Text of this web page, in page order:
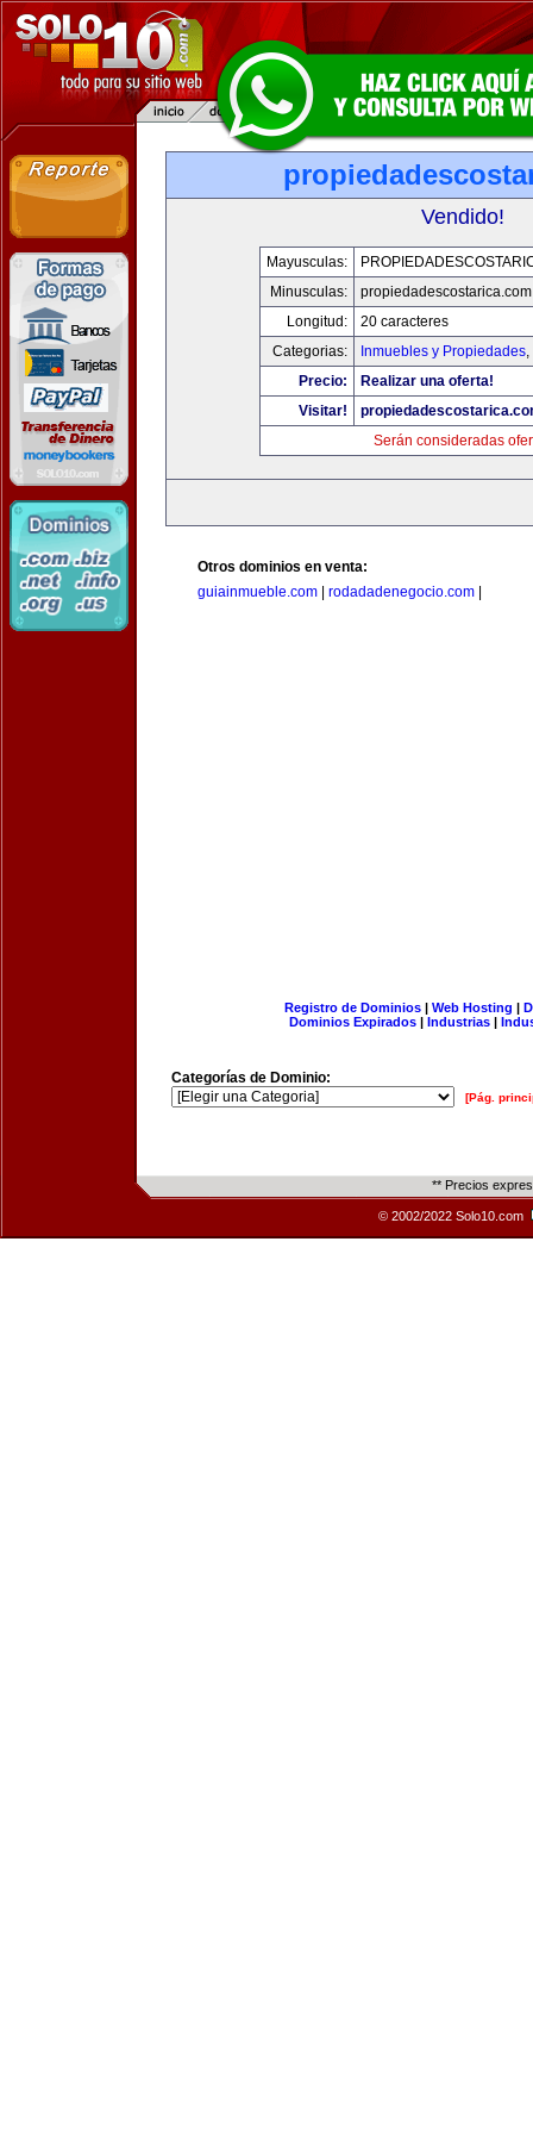
Vendido!
Mayusculas:
Minusculas:
propiedadescostarica.com
Longitud:
20 caracteres
Categorias:
Inmuebles y Propiedades,
Precio:
Realizar una oferta!
Visitar!
Serán consideradas
Otros dominios en venta:
guiainmueble.com
rodadadenegocio.com
Registro de Dominios| Web Hosting |
Dominios Expirados | Industrias |
Categorías de Dominio:
[Pág.
** Precios
© 2002/2022 Solo10.com